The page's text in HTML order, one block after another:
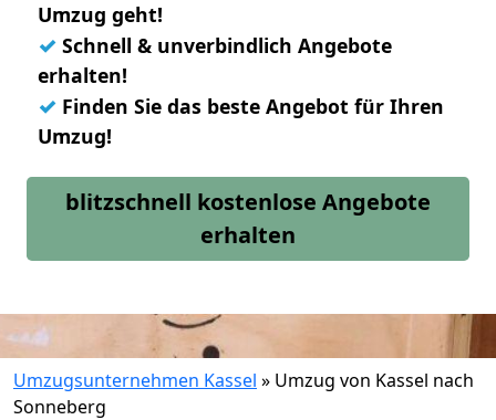
Umzug geht!
✓ Schnell & unverbindlich Angebote
erhalten!
✓ Finden Sie das beste Angebot für Ihren
Umzug!
blitzschnell kostenlose Angebote
erhalten
Umzugsunternehmen Kassel » Umzug von Kassel nach
Sonneberg